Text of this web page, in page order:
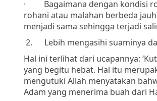
·
Bagaimana dengan kondisi
rohani atau malahan berbeda
menjadi sama sehingga terjadi
2.
Lebih mengasihi suaminya
Hal ini terlihat dari ucapannya:
yang begitu hebat. Hal itu
mengutuki Allah menyatakan
Adam yang menerima buah dari